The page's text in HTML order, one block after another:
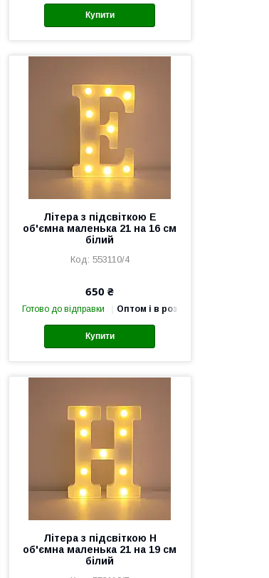
Купити
Літера з підсвіткою E
об'ємна маленька 21 на 16 см
білий
553110/4
650 ₴
Готово до відправки Оптом і в роздріб
Купити
Літера з підсвіткою H
об'ємна маленька 21 на 19 см
білий